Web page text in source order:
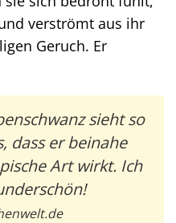
verströmt aus ihr
Geruch. Er
sieht so
dass er beinahe
Art wirkt. Ich